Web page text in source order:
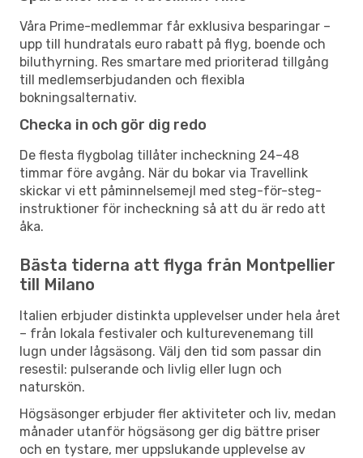
Våra Prime-medlemmar får exklusiva besparingar –
upp till hundratals euro rabatt på flyg, boende och
biluthyrning. Res smartare med prioriterad tillgång
till medlemserbjudanden och flexibla
bokningsalternativ.
Checka in och gör dig redo
De flesta flygbolag tillåter incheckning 24–48
timmar före avgång. När du bokar via Travellink
skickar vi ett påminnelsemejl med steg-för-steg-
instruktioner för incheckning så att du är redo att
åka.
Bästa tiderna att flyga från Montpellier
till Milano
Italien erbjuder distinkta upplevelser under hela året
– från lokala festivaler och kulturevenemang till
lugn under lågsäsong. Välj den tid som passar din
resestil: pulserande och livlig eller lugn och
naturskön.
Högsäsonger erbjuder fler aktiviteter och liv, medan
månader utanför högsäsong ger dig bättre priser
och en tystare, mer uppslukande upplevelse av